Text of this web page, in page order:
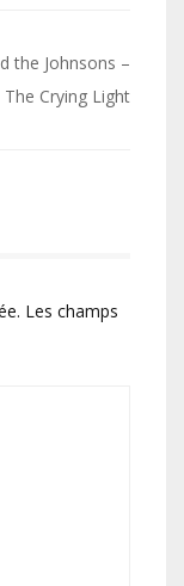
the Johnsons –
The Crying Light
Les champs